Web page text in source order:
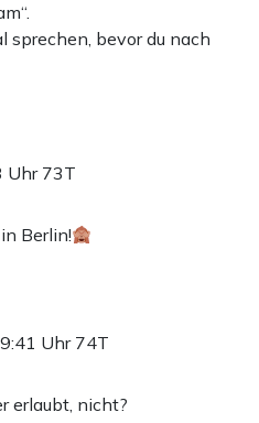
sprechen, bevor du nach
Uhr 73T
Berlin!
Uhr 74T
erlaubt, nicht?